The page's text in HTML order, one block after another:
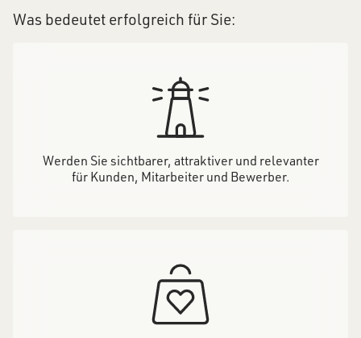
Was bedeutet erfolgreich für Sie:
Werden Sie sichtbarer, attraktiver und relevanter
für Kunden, Mitarbeiter und Bewerber.